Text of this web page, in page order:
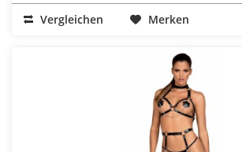
Vergleichen Merken